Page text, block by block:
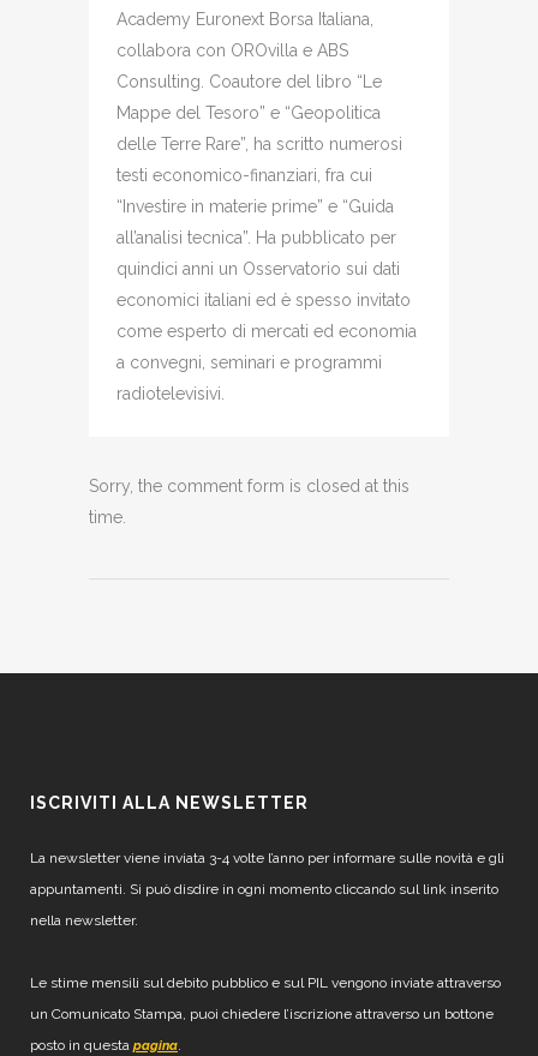
Academy Euronext Borsa Italiana,
collabora con OROvilla e ABS
Consulting. Coautore del libro “Le
Mappe del Tesoro” e “Geopolitica
delle Terre Rare”, ha scritto numerosi
testi economico-finanziari, fra cui
“Investire in materie prime” e “Guida
all’analisi tecnica”. Ha pubblicato per
quindici anni un Osservatorio sui dati
economici italiani ed è spesso invitato
come esperto di mercati ed economia
a convegni, seminari e programmi
radiotelevisivi.
Sorry, the comment form is closed at this
time.
ISCRIVITI ALLA NEWSLETTER
La newsletter viene inviata 3-4 volte l’anno per informare sulle novità e gli
appuntamenti. Si può disdire in ogni momento cliccando sul link inserito
nella newsletter.
Le stime mensili sul debito pubblico e sul PIL vengono inviate attraverso
un Comunicato Stampa, puoi chiedere l’iscrizione attraverso un bottone
posto in questa pagina.